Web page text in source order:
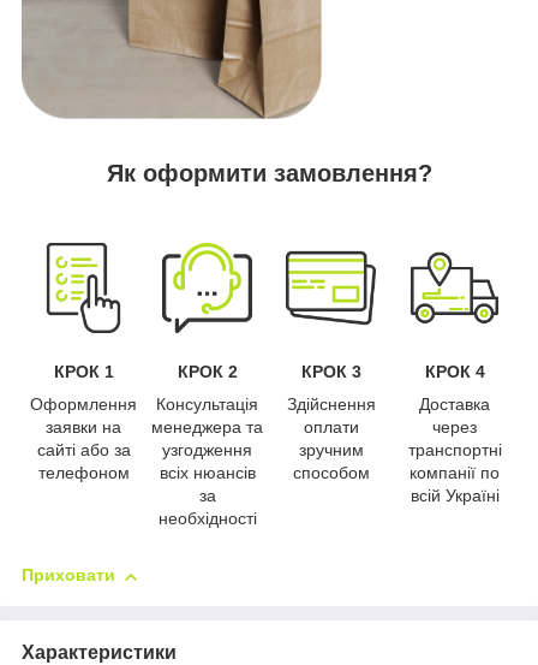
Як оформити замовлення?
КРОК 1
Оформлення
заявки на
сайті або за
телефоном
КРОК 2
Консультація
менеджера та
узгодження
всіх нюансів
за
необхідності
КРОК 3
Здійснення
оплати
зручним
способом
КРОК 4
Доставка
через
транспортні
компанії по
всій Україні
Приховати
Характеристики